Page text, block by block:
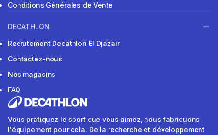
Conditions Générales de Vente
DECATHLON
Recrutement Decathlon El Djazair
Contactez-nous
Nos magasins
FAQ
Vous pratiquez le sport que vous aimez, nous fabriquons
l'équipement pour cela. De la recherche et développement